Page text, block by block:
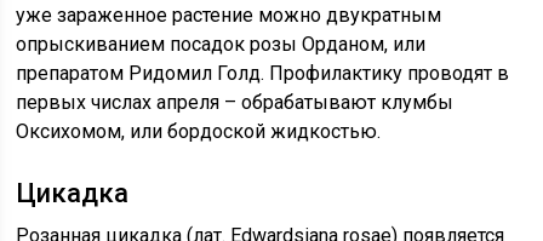
уже зараженное растение можно двукратным
опрыскиванием посадок розы Орданом, или
препаратом Ридомил Голд. Профилактику проводят в
первых числах апреля – обрабатывают клумбы
Оксихомом, или бордоской жидкостью.
Цикадка
Розанная цикадка (лат. Edwardsiana rosae) появляется